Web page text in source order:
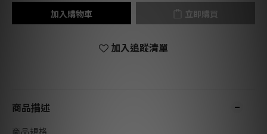
加入購物車 立即購買
加入追蹤清單
商品描述
商品規格